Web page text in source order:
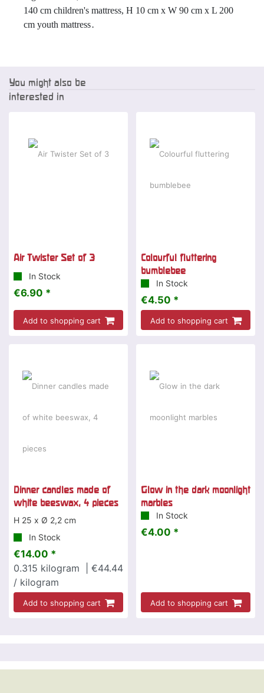
140 cm children's mattress, H 10 cm x W 90 cm x L 200
cm youth mattress.
You might also be
interested in
Air Twister Set of 3
In Stock
€6.90 *
Add to shopping cart
Colourful fluttering
bumblebee
In Stock
€4.50 *
Add to shopping cart
Dinner candles made of
white beeswax, 4 pieces
H 25 x Ø 2,2 cm
In Stock
€14.00 *
0.315 kilogram
| €44.44
/ kilogram
Add to shopping cart
Glow in the dark moonlight
marbles
In Stock
€4.00 *
Add to shopping cart